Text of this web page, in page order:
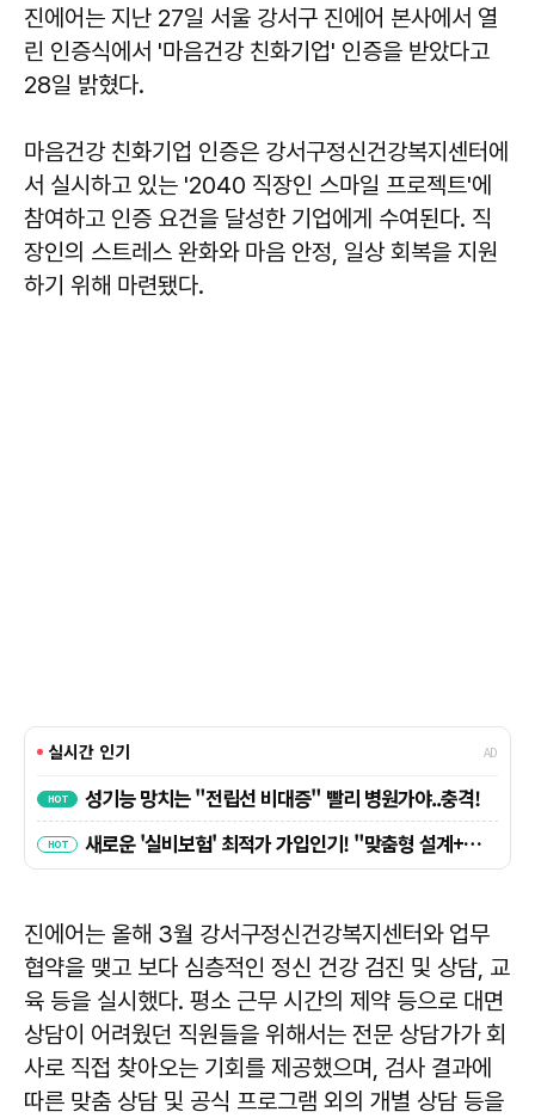
진에어는 지난 27일 서울 강서구 진에어 본사에서 열
린 인증식에서 '마음건강 친화기업' 인증을 받았다고
28일 밝혔다.
마음건강 친화기업 인증은 강서구정신건강복지센터에
서 실시하고 있는 '2040 직장인 스마일 프로젝트'에
참여하고 인증 요건을 달성한 기업에게 수여된다. 직
장인의 스트레스 완화와 마음 안정, 일상 회복을 지원
하기 위해 마련됐다.
진에어는 올해 3월 강서구정신건강복지센터와 업무
협약을 맺고 보다 심층적인 정신 건강 검진 및 상담, 교
육 등을 실시했다. 평소 근무 시간의 제약 등으로 대면
상담이 어려웠던 직원들을 위해서는 전문 상담가가 회
사로 직접 찾아오는 기회를 제공했으며, 검사 결과에
따른 맞춤 상담 및 공식 프로그램 외의 개별 상담 등을